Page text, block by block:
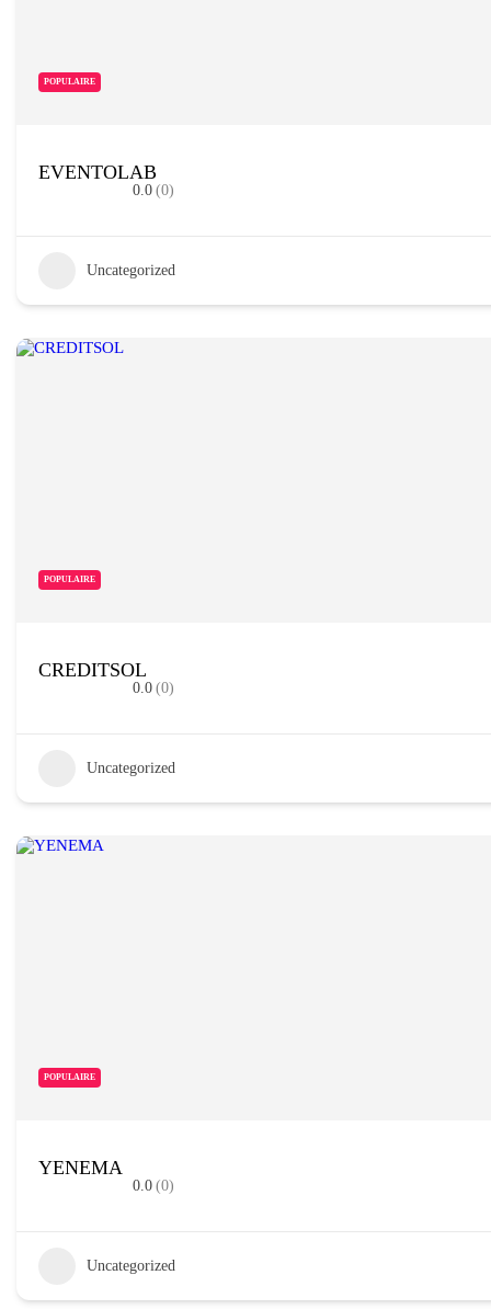
POPULAIRE
EVENTOLAB
0.0 (0)
Uncategorized
POPULAIRE
CREDITSOL
0.0 (0)
Uncategorized
POPULAIRE
YENEMA
0.0 (0)
Uncategorized